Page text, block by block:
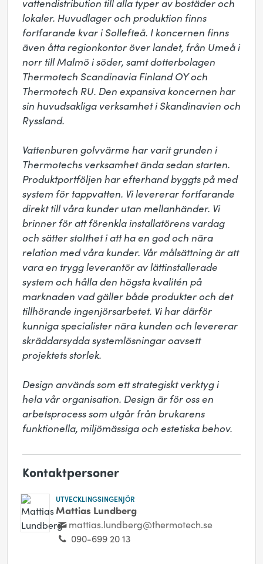
vattendistribution till alla typer av bostäder och
lokaler. Huvudlager och produktion finns
fortfarande kvar i Sollefteå. I koncernen finns
även åtta regionkontor över landet, från Umeå i
norr till Malmö i söder, samt dotterbolagen
Thermotech Scandinavia Finland OY och
Thermotech RU. Den expansiva koncernen har
sin huvudsakliga verksamhet i Skandinavien och
Ryssland.
Vattenburen golvvärme har varit grunden i
Thermotechs verksamhet ända sedan starten.
Produktportföljen har efterhand byggts på med
system för tappvatten. Vi levererar fortfarande
direkt till våra kunder utan mellanhänder. Vi
brinner för att förenkla installatörens vardag
och sätter stolthet i att ha en god och nära
relation med våra kunder. Vår målsättning är att
vara en trygg leverantör av lättinstallerade
system och hålla den högsta kvalitén på
marknaden vad gäller både produkter och det
tillhörande ingenjörsarbetet. Vi har därför
kunniga specialister nära kunden och levererar
skräddarsydda systemlösningar oavsett
projektets storlek.
Design används som ett strategiskt verktyg i
hela vår organisation. Design är för oss en
arbetsprocess som utgår från brukarens
funktionella, miljömässiga och estetiska behov.
Kontaktpersoner
UTVECKLINGSINGENJÖR
Mattias Lundberg
mattias.lundberg@thermotech.se
090-699 20 13